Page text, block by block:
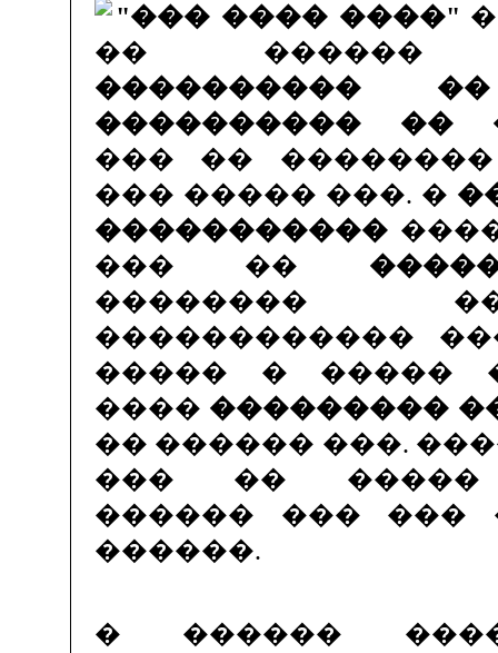
"��� ���� ����"
�� ������
����������
���������� ��
��� ��
��� ����� ���. �
�����������
��� ��
��������
������������
����� � �����
���� ���������
�� ������ ���.
��� �� �����
������ ��� ���
������.
� ������